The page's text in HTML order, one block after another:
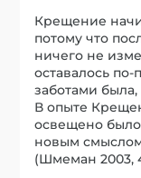
Крещение
потому что
ничего не
оставалось
заботами
В опыте
освещено
новым
(Шмеман 2003,